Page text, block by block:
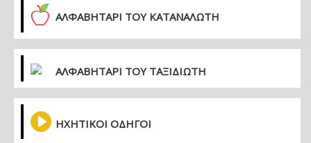
ΑΛΦΑΒΗΤΑΡΙ ΤΟΥ ΚΑΤΑΝΑΛΩΤΗ
ΑΛΦΑΒΗΤΑΡΙ ΤΟΥ ΤΑΞΙΔΙΩΤΗ
ΗΧΗΤΙΚΟΙ ΟΔΗΓΟΙ